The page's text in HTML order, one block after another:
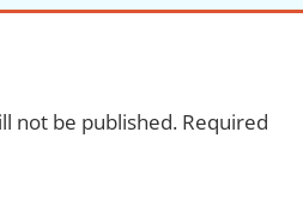
not be published. Required